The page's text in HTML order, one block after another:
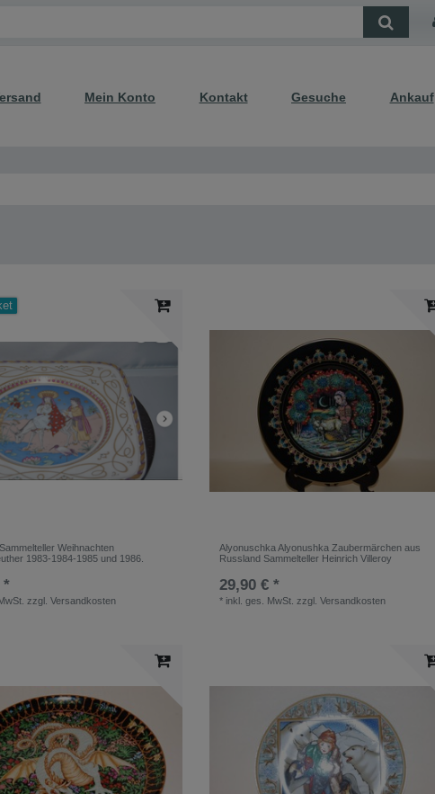
Mein Konto Kontakt Gesuche Ankauf
Weihnachten
1983-1984-1985 und 1986.
*
zzgl.Versandkosten
Alyonuschka Alyonushka Zaubermärchen aus
Russland Sammelteller Heinrich Villeroy
29,90 € *
* inkl. ges. MwSt. zzgl.Versandkosten